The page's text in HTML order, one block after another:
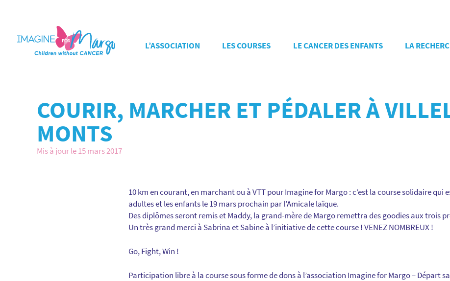
L’ASSOCIATION LES COURSES LE CANCER DES ENFANTS LA
COURIR, MARCHER ET PÉDALER À
MONTS
Mis à jour le 15 mars 2017
10 km en courant, en marchant ou à VTT pour Imagine for Margo : c’est la course solidaire qui
adultes et les enfants le 19 mars prochain par l’Amicale laïque.
Des diplômes seront remis et Maddy, la grand-mère de Margo remettra des goodies aux trois
Un très grand merci à Sabrina et Sabine à l’initiative de cette course ! VENEZ NOMBREUX !
Go, Fight, Win !
Participation libre à la course sous forme de dons à l’association Imagine for Margo – Départ